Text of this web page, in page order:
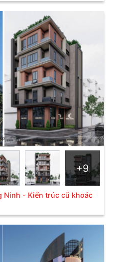
+9
Ninh - Kiến trúc cũ khoác